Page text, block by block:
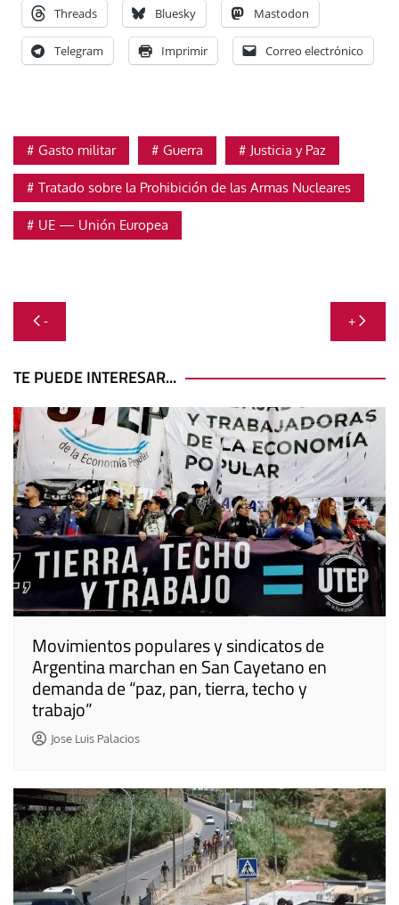
Threads Bluesky Mastodon
Telegram Imprimir Correo electrónico
Gasto militar Guerra Justicia y Paz
Tratado sobre la Prohibición de las Armas Nucleares
UE — Unión Europea
Navegación
de
entradas
- +
TE PUEDE INTERESAR...
Movimientos populares y sindicatos de
Argentina marchan en San Cayetano en
demanda de “paz, pan, tierra, techo y
trabajo”
Jose Luis Palacios